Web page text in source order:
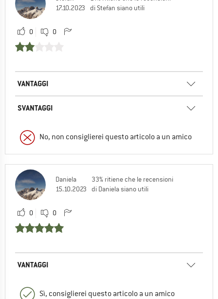
17.10.2023
di Stefan siano utili
0 0
VANTAGGI
SVANTAGGI
No, non consiglierei questo articolo a un amico
Daniela
15.10.2023
33% ritiene che le recensioni
di Daniela siano utili
0 0
VANTAGGI
Sì, consiglierei questo articolo a un amico